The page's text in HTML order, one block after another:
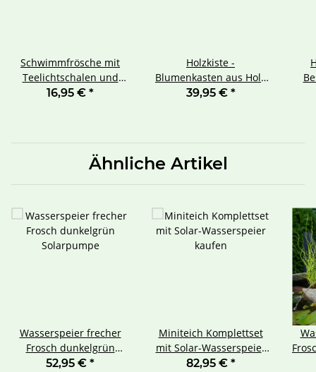
Schwimmfrösche mit
Teelichtschalen und
Schwimmkugeln 10 teilig
16,95 € *
Holzkiste -
Blumenkasten aus Holz
inkl. Kunststoffeinsatz -
39,95 € *
Ähnliche Artikel
Wasserspeier frecher
Frosch dunkelgrün
Solarpumpe
52,95 € *
Miniteich Komplettset
mit Solar-Wasserspeier
kaufen
82,95 € *